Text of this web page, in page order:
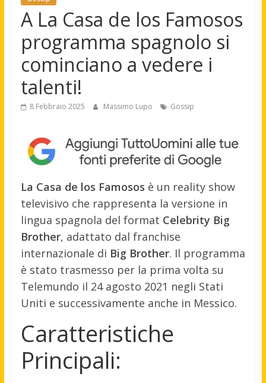
A La Casa de los Famosos
programma spagnolo si
cominciano a vedere i
talenti!
8 Febbraio 2025 Massimo Lupo Gossip
La Casa de los Famosos è un reality show
televisivo che rappresenta la versione in
lingua spagnola del format Celebrity Big
Brother, adattato dal franchise
internazionale di Big Brother. Il programma
è stato trasmesso per la prima volta su
Telemundo il 24 agosto 2021 negli Stati
Uniti e successivamente anche in Messico.
Caratteristiche
Principali: